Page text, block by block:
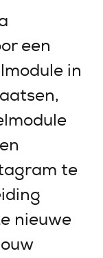
een
in
te
nieuwe